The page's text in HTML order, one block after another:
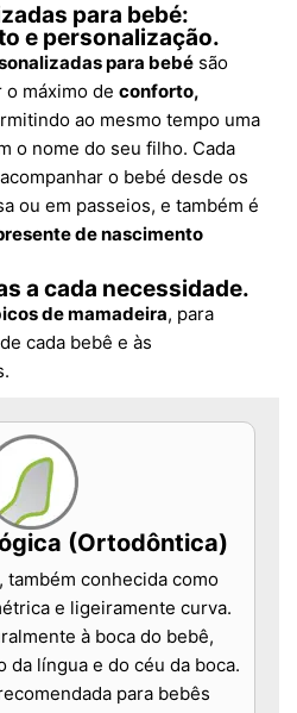
para bebé:
e personalização.
para bebé são
máximo de conforto,
ao mesmo tempo uma
o nome do seu filho. Cada
o bebé desde os
ou em passeios, e também é
de nascimento
a cada necessidade.
de mamadeira, para
cada bebê e às
(Ortodôntica)
também conhecida como
e ligeiramente curva.
à boca do bebê,
da língua e do céu da boca.
para bebês